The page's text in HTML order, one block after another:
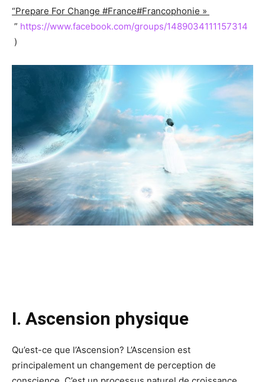
“Prepare For Change #France#Francophonie »
” https://www.facebook.com/groups/1489034111157314
)
I. Ascension physique
Qu’est-ce que l’Ascension? L’Ascension est
principalement un changement de perception de